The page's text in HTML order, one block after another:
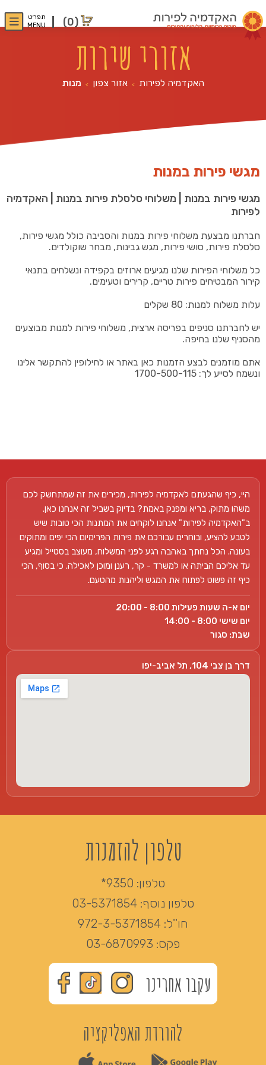
(0)
תפריט
MENU
אזורי שירות
האקדמיה לפירות > אזור צפון > מנות
מגשי פירות במנות
מגשי פירות במנות | משלוחי סלסלת פירות במנות | האקדמיה
לפירות
חברתנו מבצעת משלוחי פירות במנות והסביבה כולל מגשי פירות,
סלסלת פירות, סושי פירות, מגש גבינות, מבחר שוקולדים.
כל משלוחי הפירות שלנו מגיעים ארוזים בקפידה ונשלחים בתנאי
קירור המבטיחים פירות טריים, קרירים וטעימים.
עלות משלוח למנות: 80 שקלים
יש לחברתנו סניפים בפריסה ארצית, משלוחי פירות למנות מבוצעים
מהסניף שלנו בחיפה.
אתם מוזמנים לבצע הזמנות כאן באתר או לחילופין להתקשר אלינו
ונשמח לסייע לך: 1700-500-115
היי, כיף שהגעתם לאקדמיה לפירות, מכירים את זה שמתחשק לכם
משהו מתוק, בריא ומפנק באמת? בדיוק בשביל זה אנחנו כאן.
ב"האקדמיה לפירות" אנחנו לוקחים את המתנות הכי טובות שיש
לטבע להציע, ובוחרים עבורכם את פירות הפרימיום הכי יפים ומתוקים
בעונה. הכל נחתך באהבה רגע לפני המשלוח, מעוצב בסטייל ומגיע
עד אליכם הביתה או למשרד - קר, רענן ומוכן לאכילה. כי בסוף, הכי
כיף זה פשוט לפתוח את המגש וליהנות מהטעם.
יום א-ה שעות פעילות 8:00 - 20:00
יום שישי 8:00 - 14:00
שבת: סגור
דרך בן צבי 104, תל אביב-יפו
טלפון להזמנות
טלפון: 9350*
טלפון נוסף: 03-5371854
חו''ל: 972-3-5371854
פקס: 03-6870993
עקבו אחרינו
להורדת האפליקציה